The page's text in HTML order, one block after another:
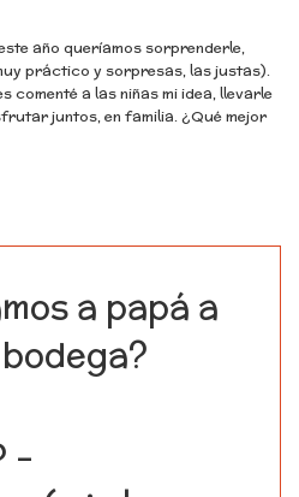
año queríamos sorprenderle,
práctico y sorpresas, las justas).
comenté a las niñas mi idea, llevarle
juntos, en familia. ¿Qué mejor
a papá a
–